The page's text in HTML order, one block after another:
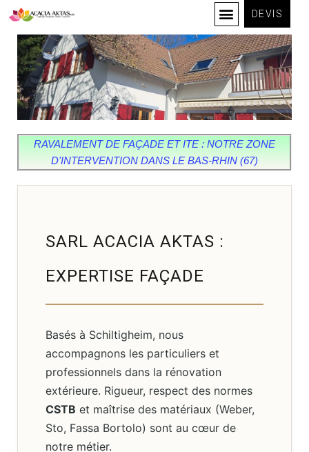
DEVIS
RAVALEMENT DE FAÇADE ET ITE : NOTRE ZONE
D'INTERVENTION DANS LE BAS-RHIN (67)
SARL ACACIA AKTAS :
EXPERTISE FAÇADE
Basés à Schiltigheim, nous
accompagnons les particuliers et
professionnels dans la rénovation
extérieure. Rigueur, respect des normes
CSTB et maîtrise des matériaux (Weber,
Sto, Fassa Bortolo) sont au cœur de
notre métier.